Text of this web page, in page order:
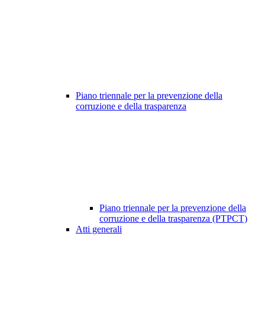
Piano triennale per la prevenzione della
corruzione e della trasparenza
Piano triennale per la prevenzione della
corruzione e della trasparenza (PTPCT)
Atti generali